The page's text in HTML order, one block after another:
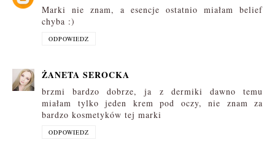
Marki nie znam, a esencje ostatnio miałam belief
chyba :)
ODPOWIEDZ
ŻANETA SEROCKA
brzmi bardzo dobrze, ja z dermiki dawno temu
miałam tylko jeden krem pod oczy, nie znam za
bardzo kosmetyków tej marki
ODPOWIEDZ